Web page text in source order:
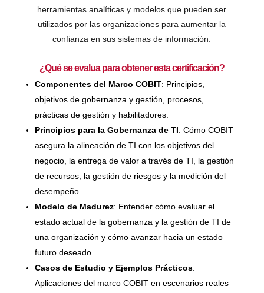
herramientas analíticas y modelos que pueden ser
utilizados por las organizaciones para aumentar la
confianza en sus sistemas de información.
¿Qué se evalua para obtener esta certificación?
Componentes del Marco COBIT: Principios,
objetivos de gobernanza y gestión, procesos,
prácticas de gestión y habilitadores.
Principios para la Gobernanza de TI: Cómo COBIT
asegura la alineación de TI con los objetivos del
negocio, la entrega de valor a través de TI, la gestión
de recursos, la gestión de riesgos y la medición del
desempeño.
Modelo de Madurez: Entender cómo evaluar el
estado actual de la gobernanza y la gestión de TI de
una organización y cómo avanzar hacia un estado
futuro deseado.
Casos de Estudio y Ejemplos Prácticos:
Aplicaciones del marco COBIT en escenarios reales